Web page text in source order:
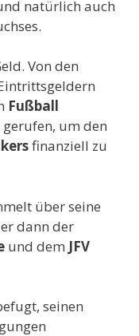
natürlich auch
Von den
Fußball
um den
finanziell zu
über seine
dann der
und dem JFV
seinen